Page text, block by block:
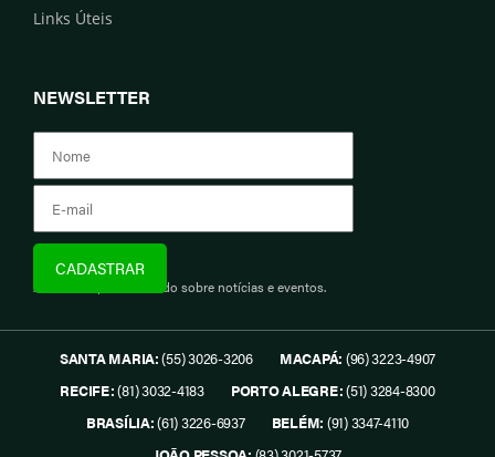
Links Úteis
NEWSLETTER
Assine e fique informado sobre notícias e eventos.
SANTA MARIA:(55) 3026-3206 MACAPÁ: (96) 3223-4907
RECIFE:(81) 3032-4183 PORTO ALEGRE:(51) 3284-8300
BRASÍLIA:(61) 3226-6937 BELÉM: (91) 3347-4110